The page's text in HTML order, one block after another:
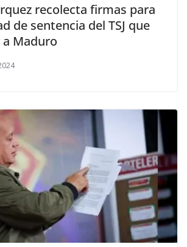
recolecta firmas para
de sentencia del TSJ que
Maduro